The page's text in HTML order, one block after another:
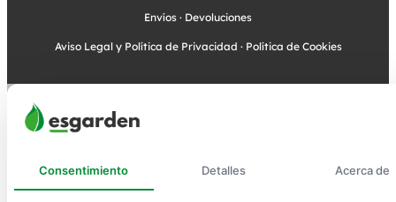
Envíos · Devoluciones
Aviso Legal y Política de Privacidad · Política de Cookies
Consentimiento Detalles Acerca de